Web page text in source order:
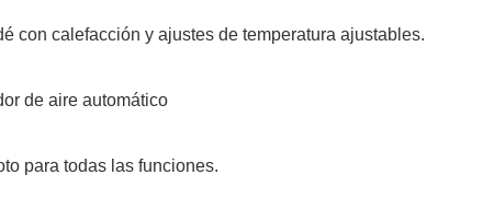
con calefacción y ajustes de temperatura ajustables.
de aire automático
para todas las funciones.